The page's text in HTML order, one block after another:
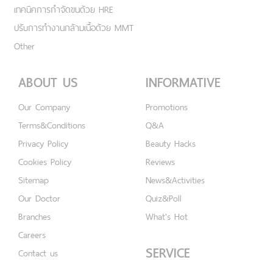
เทคนิคการกำจัดขนด้วย HRE
ปรับการทำงานกล้ามเนื้อด้วย MMT
Other
ABOUT US
Our Company
Terms&Conditions
Privacy Policy
Cookies Policy
Sitemap
Our Doctor
Branches
Careers
Contact us
INFORMATIVE
Promotions
Q&A
Beauty Hacks
Reviews
News&Activities
Quiz&Poll
What's Hot
SERVICE